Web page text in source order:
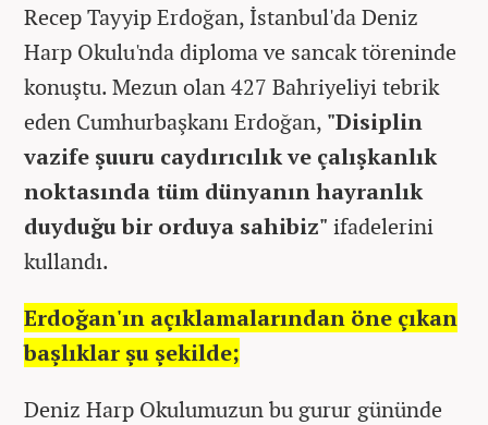
Recep Tayyip Erdoğan, İstanbul'da Deniz
Harp Okulu'nda diploma ve sancak töreninde
konuştu. Mezun olan 427 Bahriyeliyi tebrik
eden Cumhurbaşkanı Erdoğan, "Disiplin
vazife şuuru caydırıcılık ve çalışkanlık
noktasında tüm dünyanın hayranlık
duyduğu bir orduya sahibiz" ifadelerini
kullandı.
Erdoğan'ın açıklamalarından öne çıkan
başlıklar şu şekilde;
Deniz Harp Okulumuzun bu gurur gününde